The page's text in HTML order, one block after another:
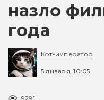
назло
года
Кот-император
5 января, 10:05
9291